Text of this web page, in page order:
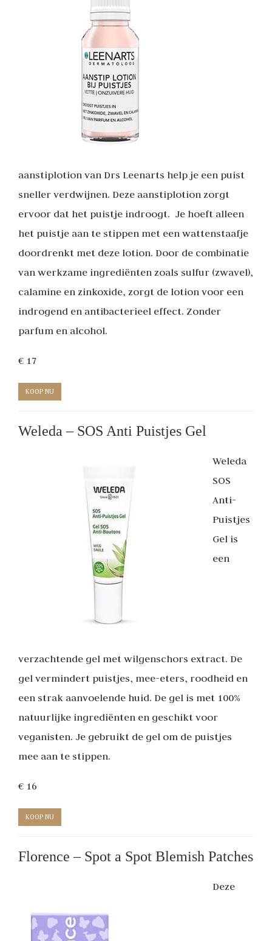
aanstiplotion van Drs Leenarts help je een puist
sneller verdwijnen. Deze aanstiplotion zorgt
ervoor dat het puistje indroogt. Je hoeft alleen
het puistje aan te stippen met een wattenstaafje
doordrenkt met deze lotion. Door de combinatie
van werkzame ingrediënten zoals sulfur (zwavel),
calamine en zinkoxide, zorgt de lotion voor een
indrogend en antibacterieel effect. Zonder
parfum en alcohol.
€ 17
KOOP NU
Weleda – SOS Anti Puistjes Gel
Weleda
SOS
Anti-
Puistjes
Gel is
een
verzachtende gel met wilgenschors extract. De
gel vermindert puistjes, mee-eters, roodheid en
een strak aanvoelende huid. De gel is met 100%
natuurlijke ingrediënten en geschikt voor
veganisten. Je gebruikt de gel om de puistjes
mee aan te stippen.
€ 16
KOOP NU
Florence – Spot a Spot Blemish Patches
Deze